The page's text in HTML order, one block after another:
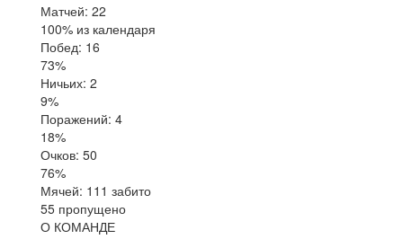
Матчей: 22
100% из календаря
Побед: 16
73%
Ничьих: 2
9%
Поражений: 4
18%
Очков: 50
76%
Мячей: 111 забито
55 пропущено
О КОМАНДЕ